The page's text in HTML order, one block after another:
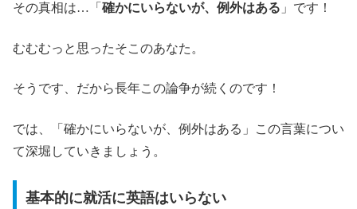
その真相は…「 確かにいらないが、例外はある 」です！
むむむっと思ったそこのあなた。
そうです、だから長年この論争が続くのです！
では、「確かにいらないが、例外はある」この言葉につい
て深堀していきましょう。
基本的に就活に英語はいらない